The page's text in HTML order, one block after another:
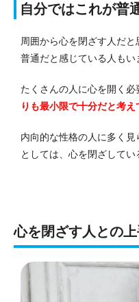
自分ではこれが普
周囲から心を閉ざす人だ
普通だと感じている人もい
たくさんの人に心を開く必
りも最小限で十分だと考え
内向的な性格の人に多く
としては、心を閉ざしてい
心を閉ざす人との